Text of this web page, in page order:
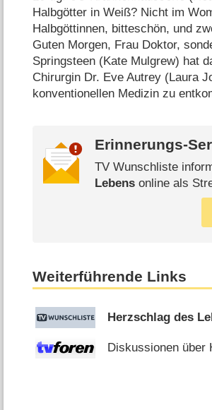
Halbgötter in Weiß? Nicht im
Halbgöttinnen, bitteschön, und
Guten Morgen, Frau Doktor,
Springsteen (Kate Mulgrew) hat
Chirurgin Dr. Eve Autrey (Laura
konventionellen Medizin zu
Erinnerungs-
TV Wunschliste
Lebensonline als
Weiterführende Links
Herzschlag des
Diskussionen über